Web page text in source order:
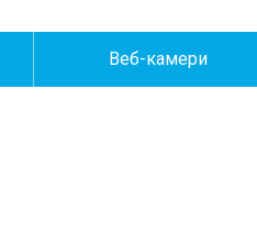
Веб-камери